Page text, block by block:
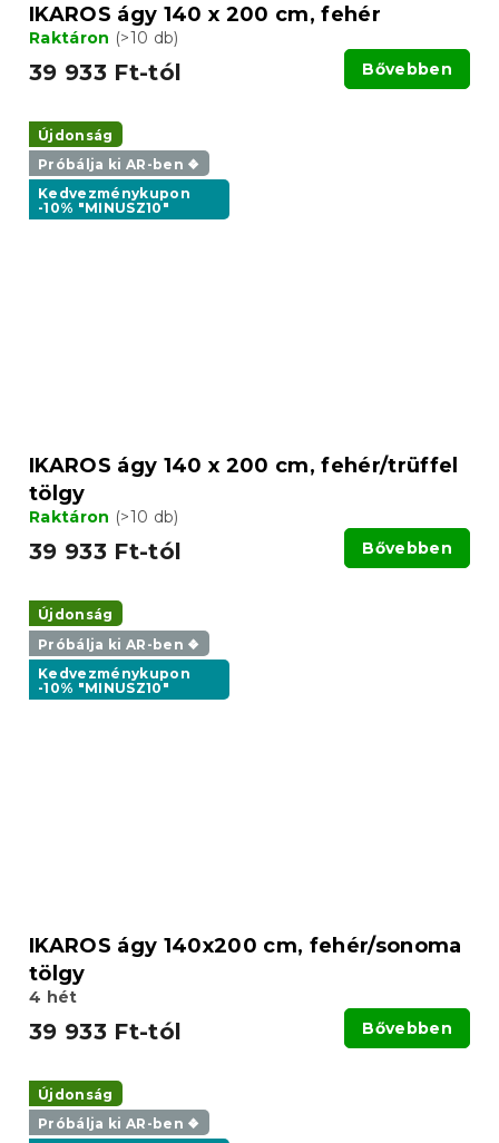
IKAROS ágy 140 x 200 cm, fehér
Raktáron (>10 db)
39 933 Ft-tól Bővebben
Újdonság
Próbálja ki AR-ben ❖
Kedvezménykupon
-10% "MINUSZ10"
IKAROS ágy 140 x 200 cm, fehér/trüffel
tölgy
Raktáron (>10 db)
39 933 Ft-tól Bővebben
Újdonság
Próbálja ki AR-ben ❖
Kedvezménykupon
-10% "MINUSZ10"
IKAROS ágy 140x200 cm, fehér/sonoma
tölgy
4 hét
39 933 Ft-tól Bővebben
Újdonság
Próbálja ki AR-ben ❖